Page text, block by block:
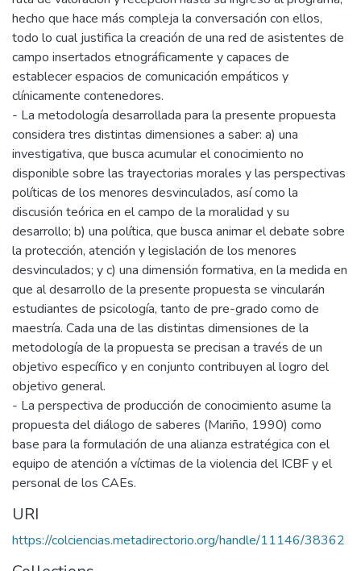
hecho que hace más compleja la conversación con ellos,
todo lo cual justifica la creación de una red de asistentes de
campo insertados etnográficamente y capaces de
establecer espacios de comunicación empáticos y
clínicamente contenedores.
- La metodología desarrollada para la presente propuesta
considera tres distintas dimensiones a saber: a) una
investigativa, que busca acumular el conocimiento no
disponible sobre las trayectorias morales y las perspectivas
políticas de los menores desvinculados, así como la
discusión teórica en el campo de la moralidad y su
desarrollo; b) una política, que busca animar el debate sobre
la protección, atención y legislación de los menores
desvinculados; y c) una dimensión formativa, en la medida en
que al desarrollo de la presente propuesta se vincularán
estudiantes de psicología, tanto de pre-grado como de
maestría. Cada una de las distintas dimensiones de la
metodología de la propuesta se precisan a través de un
objetivo específico y en conjunto contribuyen al logro del
objetivo general.
- La perspectiva de producción de conocimiento asume la
propuesta del diálogo de saberes (Mariño, 1990) como
base para la formulación de una alianza estratégica con el
equipo de atención a víctimas de la violencia del ICBF y el
personal de los CAEs.
URI
https://colciencias.metadirectorio.org/handle/11146/38362